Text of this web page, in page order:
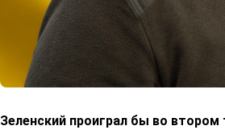
Зеленский проиграл бы во